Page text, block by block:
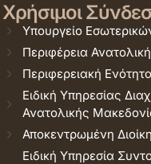
Χρήσιμοι
Υπουργείο
Περιφέρεια
Περιφερειακή
Ειδική Υπηρεσίας
Ανατολικής
Αποκεντρωμένη
Ειδική Υπηρεσία